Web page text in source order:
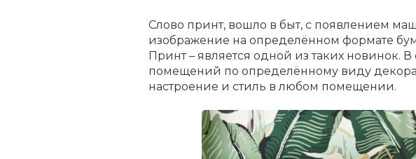
Слово принт, вошло в быт, с появлением
изображение на определённом формате
Принт – является одной из таких
помещений по определённому виду
настроение и стиль в любом помещении.